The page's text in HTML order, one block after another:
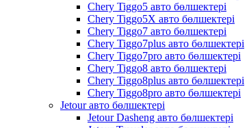
Chery Tiggo5 авто бөлшектері
Chery Tiggo5X авто бөлшектері
Chery Tiggo7 авто бөлшектері
Chery Tiggo7plus авто бөлшектері
Chery Tiggo7pro авто бөлшектері
Chery Tiggo8 авто бөлшектері
Chery Tiggo8plus авто бөлшектері
Chery Tiggo8pro авто бөлшектері
Jetour авто бөлшектері
Jetour Dasheng авто бөлшектері